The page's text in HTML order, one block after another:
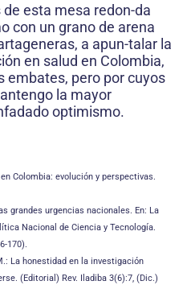
esta mesa redon-da
con un grano de arena
a apun-talar la
en salud en Colombia,
embates, pero por cuyos
la mayor
optimismo.
Colombia: evolución y perspectivas.
grandes urgencias nacionales. En: La
Nacional de Ciencia y Tecnología.
170).
La honestidad en la investigación
(Editorial) Rev. Iladiba 3(6):7, (Dic.)